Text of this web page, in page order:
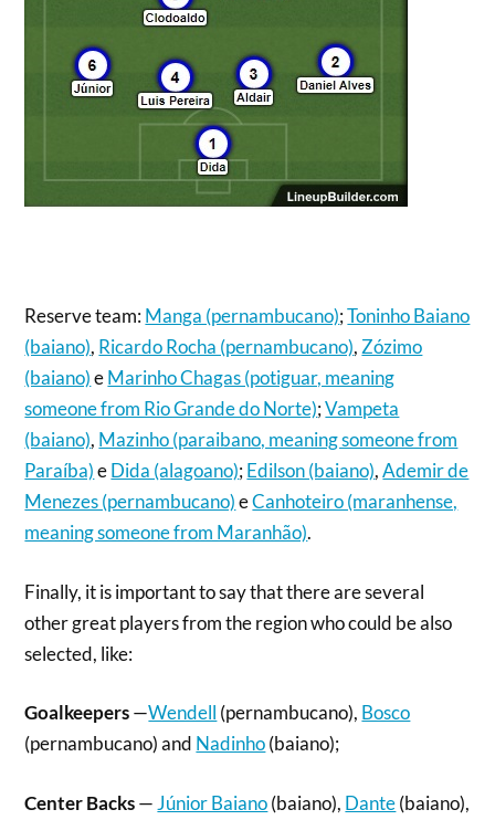
Reserve team:Manga (pernambucano);Toninho Baiano
(baiano), Ricardo Rocha (pernambucano), Zózimo
(baiano)eMarinho Chagas (potiguar, meaning
someone from Rio Grande do Norte);Vampeta
(baiano), Mazinho (paraibano, meaning someone from
Paraíba)eDida (alagoano);Edilson (baiano),Ademir de
Menezes (pernambucano)eCanhoteiro (maranhense,
meaning someone from Maranhão).
Finally, it is important to say that there are several
other great players from the region who could be also
selected, like:
Goalkeepers—Wendell (pernambucano), Bosco
(pernambucano) and Nadinho(baiano);
Center Backs— Júnior Baiano(baiano), Dante(baiano),